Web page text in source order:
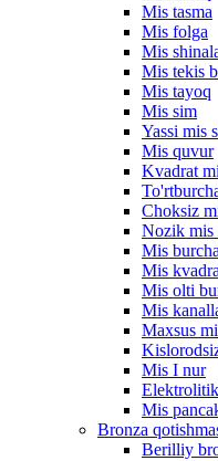
Mis tasma
Mis folga
Mis
Mis tekis
Mis tayoq
Mis sim
Yassi mis
Mis quvur
Kvadrat
Choksiz
Nozik mis
Mis
Mis
Mis olti
Mis
Maxsus
Mis I nur
Mis
Bronza
Berilliy